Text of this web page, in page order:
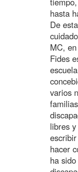
hasta
De
MC,
Fides
varios
libres
hacer
ha